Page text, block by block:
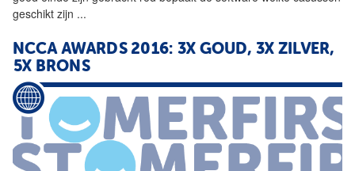
geschikt zijn ...
NCCA AWARDS 2016: 3X GOUD, 3X ZILVER,
5X BRONS